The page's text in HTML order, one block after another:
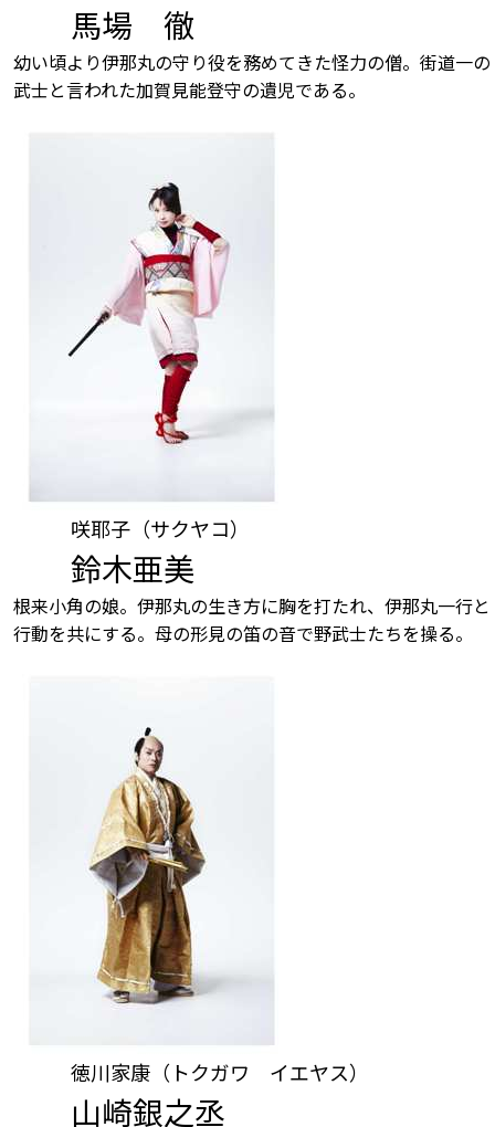
馬場 徹
幼い頃より伊那丸の守り役を務めてきた怪力の僧。街道一の
武士と言われた加賀見能登守の遺児である。
咲耶子（サクヤコ）
鈴木亜美
根来小角の娘。伊那丸の生き方に胸を打たれ、伊那丸一行と
行動を共にする。母の形見の笛の音で野武士たちを操る。
徳川家康（トクガワ イエヤス）
山崎銀之丞